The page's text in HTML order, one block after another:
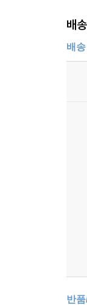
배
배
반